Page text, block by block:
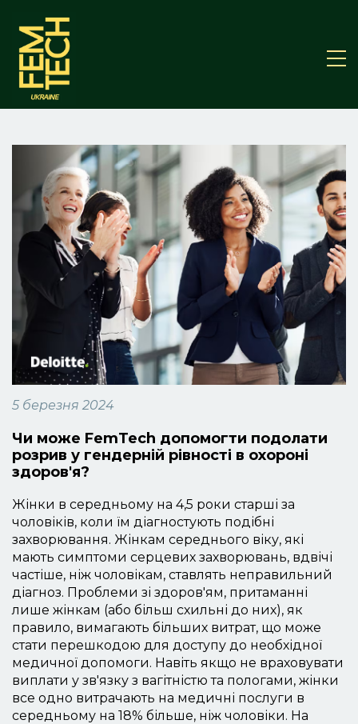
5 березня 2024
Чи може FemTech допомогти подолати
розрив у гендерній рівності в охороні
здоров'я?
Жінки в середньому на 4,5 роки старші за
чоловіків, коли їм діагностують подібні
захворювання. Жінкам середнього віку, які
мають симптоми серцевих захворювань, вдвічі
частіше, ніж чоловікам, ставлять неправильний
діагноз. Проблеми зі здоров'ям, притаманні
лише жінкам (або більш схильні до них), як
правило, вимагають більших витрат, що може
стати перешкодою для доступу до необхідної
медичної допомоги. Навіть якщо не враховувати
виплати у зв'язку з вагітністю та пологами, жінки
все одно витрачають на медичні послуги в
середньому на 18% більше, ніж чоловіки. На